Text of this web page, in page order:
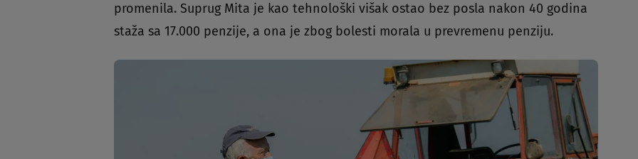
promenila. Suprug Mita je kao tehnološki višak ostao bez posla nakon 40 godina
staža sa 17.000 penzije, a ona je zbog bolesti morala u prevremenu penziju.